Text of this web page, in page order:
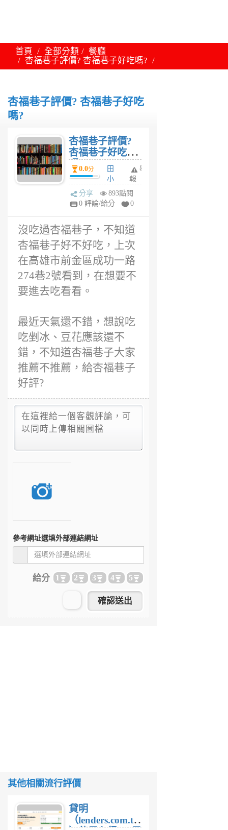
首頁 全部分類
餐廳
杏福巷子評價? 杏福巷子好吃嗎?
杏福巷子評價? 杏福巷子好吃
嗎?
杏福巷子評價?
杏福巷子好吃
嗎?0.0分
田
小
魚
6
舉
報
分享
893點閱
0 評論/給分
0
沒吃過杏福巷子，不知道
杏福巷子好不好吃，上次
在高雄市前金區成功一路
274巷2號看到，在想要不
要進去吃看看。
最近天氣還不錯，想說吃
吃剉冰、豆花應該還不
錯，不知道杏福巷子大家
推薦不推薦，給杏福巷子
好評?
參考網址選填外部連結網址
給分 1 2 3 4 5
其他相關流行評價
貸明
（lenders.com.tw